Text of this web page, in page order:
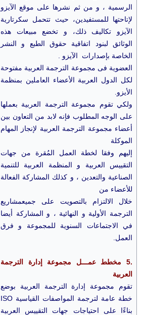
الرسمية ، و من ثم نشرها على موقع الآيزو
لإتاحتها للمستفيدين، حيث تتحمل سكرتارية
الآيزو تكاليف ذلك، و تخضع مبيعات هذه
الوثائق لبنود اتفاقية حقوق الطبع و النشر
الخاصة بإصدارات الآيزو .
العضوية فى مجموعة الترجمة العربية مفتوحة
لكل الدول العربية الأعضاء العاملين بمنظمة
الأيزو.
ولكي تقوم مجموعة الترجمة العربية بعملها
على الوجه المطلوب فإنه لابد من التعاون بين
أعضاء مجموعة الترجمة العربية لإنجاز المهام
الموكلة
إليهم وفقا لخطة العمل المُقرة من جهات
التقييس العربية و المنظمة العربية للتنمية
الصناعية والتعدين ، و كذلك المشاركة الفعالة
للأعضاء من
خلال الالتزام بالتصويت على جميعمشاريع
الترجمة الأولية و النهائية ، و المشاركة أيضا
في الاجتماعات السنوية للمجموعة و فرق
العمل.
.5
مخطط عمـــل مجموعة إدارة الترجمة
العربية
تقوم مجموعة إدارة الترجمة العربية بوضع
خطة عامة لترجمة المواصفات القياسية ISO
بناءًا على احتياجات جهات التقييس العربية